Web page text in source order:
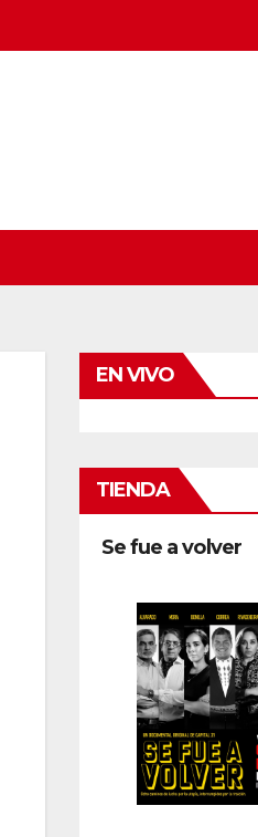
EN VIVO
TIENDA
Se fue a volver